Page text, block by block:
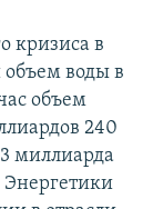
кризиса в
объем воды в
объем
240
миллиарда